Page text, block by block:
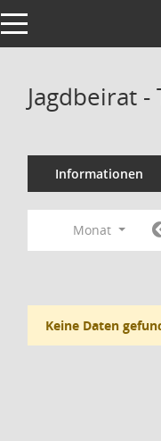
Toggle navigation
Jagdbeirat
Informationen
Monat
Keine Daten